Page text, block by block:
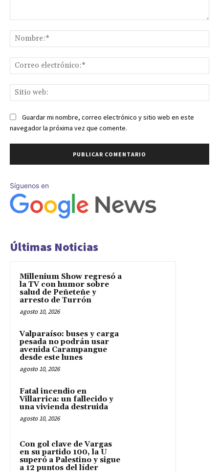
Guardar mi nombre, correo electrónico y sitio web en este
navegador la próxima vez que comente.
Síguenos en
Últimas Noticias
Millenium Show regresó a
la TV con humor sobre
salud de Peñeteñe y
arresto de Turrón
agosto 10, 2026
Valparaíso: buses y carga
pesada no podrán usar
avenida Carampangue
desde este lunes
agosto 10, 2026
Fatal incendio en
Villarrica: un fallecido y
una vivienda destruida
agosto 10, 2026
Con gol clave de Vargas
en su partido 100, la U
superó a Palestino y sigue
a 12 puntos del líder